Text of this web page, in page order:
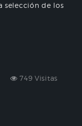
selección de los
749 Visitas